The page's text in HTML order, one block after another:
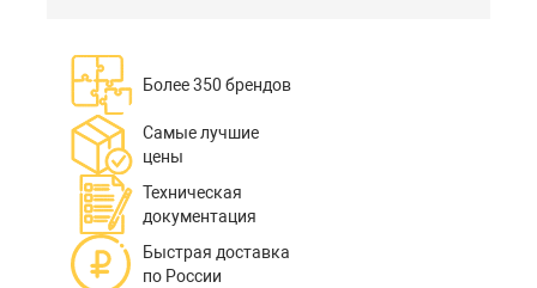
Более 350 брендов
Самые лучшие
цены
Техническая
документация
Быстрая доставка
по России